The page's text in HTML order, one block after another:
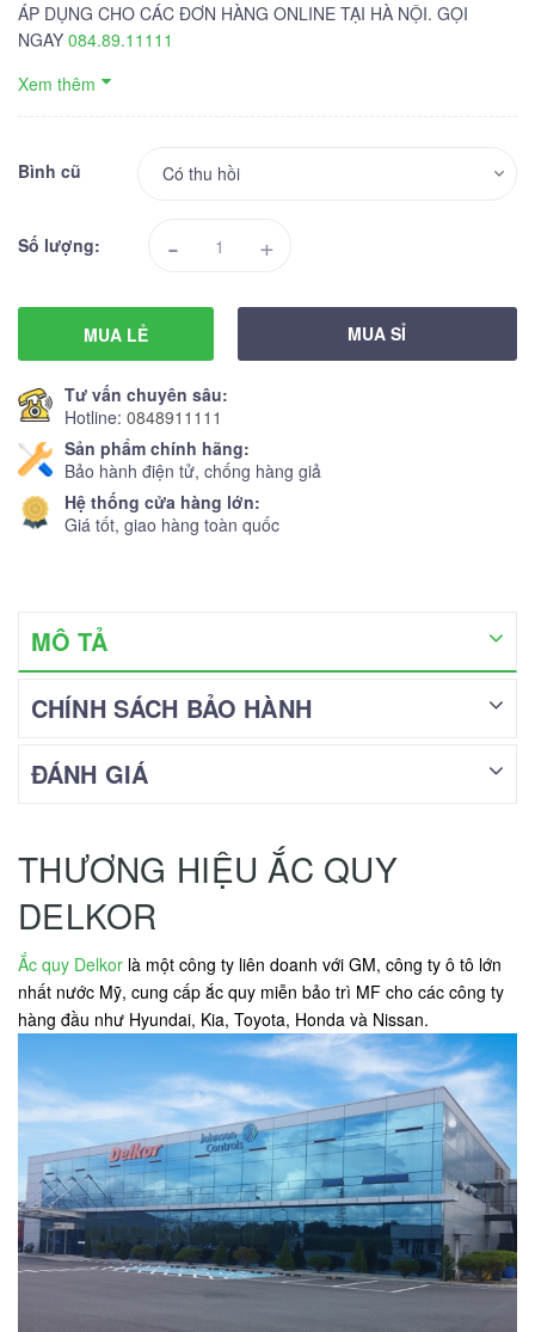
ÁP DỤNG CHO CÁC ĐƠN HÀNG ONLINE TẠI HÀ NỘI. GỌI
NGAY 084.89.11111
Xem thêm
Bình cũ
Số lượng: - +
MUA LẺ MUA SỈ
Tư vấn chuyên sâu:
Hotline: 0848911111
Sản phẩm chính hãng:
Bảo hành điện tử, chống hàng giả
Hệ thống cửa hàng lớn:
Giá tốt, giao hàng toàn quốc
MÔ TẢ
CHÍNH SÁCH BẢO HÀNH
ĐÁNH GIÁ
THƯƠNG HIỆU ẮC QUY
DELKOR
Ắc quy Delkor là một công ty liên doanh với GM, công ty ô tô lớn
nhất nước Mỹ, cung cấp ắc quy miễn bảo trì MF cho các công ty
hàng đầu như Hyundai, Kia, Toyota, Honda và Nissan.